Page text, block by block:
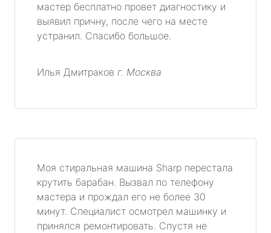
мастер бесплатно провет диагностику и
выявил причну, после чего на месте
устранил. Спасибо большое.
Илья Дмитраков г. Москва
Моя стиральная машина Sharp перестала
крутить барабан. Вызвал по телефону
мастера и прождал его не более 30
минут. Специалист осмотрел машинку и
принялся ремонтировать. Спустя не